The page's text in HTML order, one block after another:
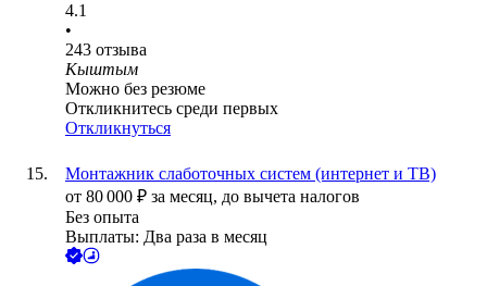
4.1
•
243 отзыва
Кыштым
Можно без резюме
Откликнитесь среди первых
Откликнуться
Монтажник слаботочных систем (интернет и ТВ)
от 80 000 ₽ за месяц, до вычета налогов
Без опыта
Выплаты: Два раза в месяц